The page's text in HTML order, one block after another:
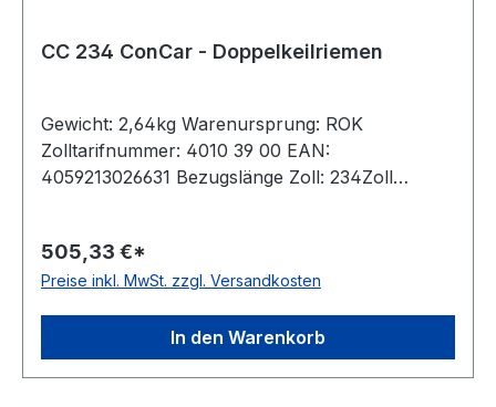
CC 234 ConCar - Doppelkeilriemen
Gewicht: 2,64kg Warenursprung: ROK
Zolltarifnummer: 4010 39 00 EAN:
4059213026631 Bezugslänge Zoll: 234Zoll
ummantelt antistatisch: ja Norm: DIN 7722
Breite: 22mm Höhe: 17mm Material: Neoprene
505,33 €*
Preise inkl. MwSt. zzgl. Versandkosten
In den Warenkorb